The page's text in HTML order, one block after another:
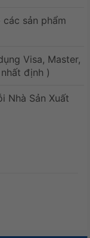
sản phẩm
Visa, Master,
định )
Nhà Sản Xuất